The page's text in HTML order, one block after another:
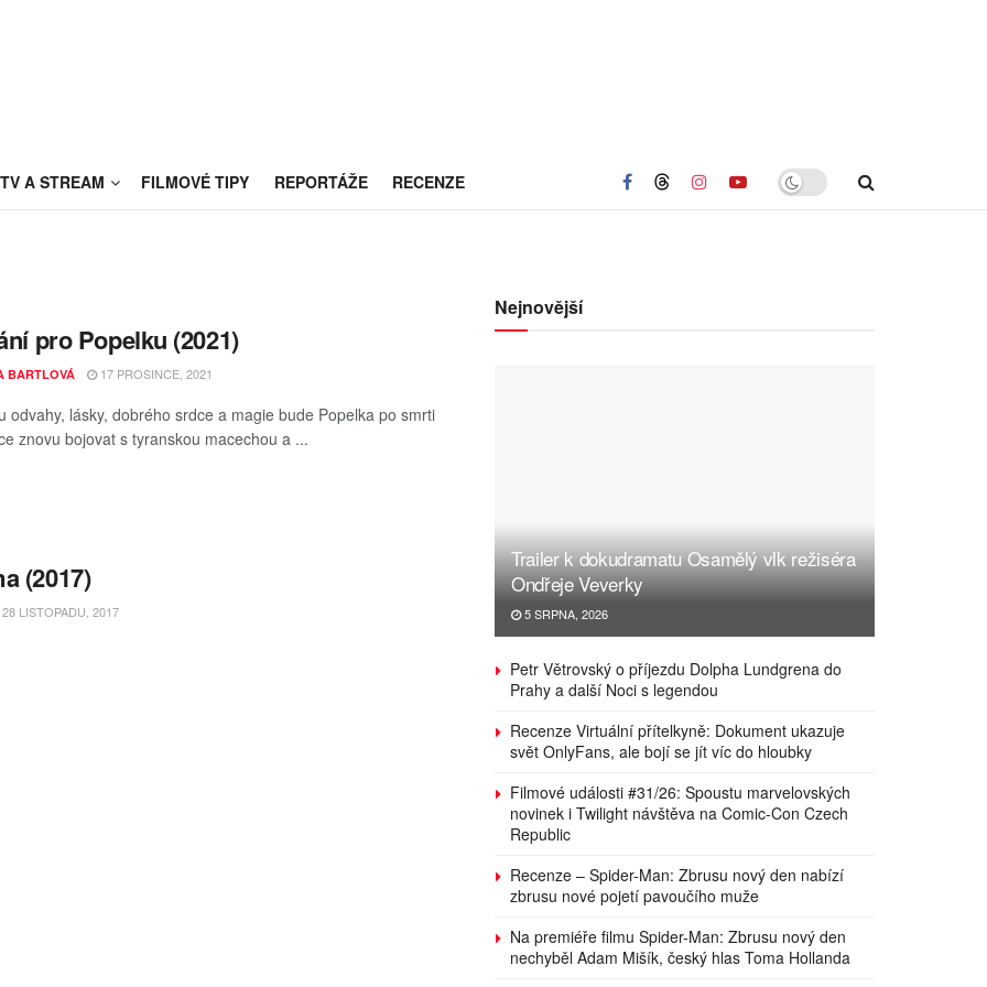
TV A STREAM FILMOVÉ TIPY REPORTÁŽE RECENZE
pro Popelku (2021)
BARTLOVÁ 17 PROSINCE, 2021
odvahy, lásky, dobrého srdce a magie bude Popelka po smrti
znovu bojovat s tyranskou macechou a ...
(2017)
28 LISTOPADU, 2017
Nejnovější
Trailer k dokudramatu Osamělý vlk režiséra
Ondřeje Veverky
5 SRPNA, 2026
Petr Větrovský o příjezdu Dolpha Lundgrena do
Prahy a další Noci s legendou
Recenze Virtuální přítelkyně: Dokument ukazuje
svět OnlyFans, ale bojí se jít víc do hloubky
Filmové události #31/26: Spoustu marvelovských
novinek i Twilight návštěva na Comic-Con Czech
Republic
Recenze – Spider-Man: Zbrusu nový den nabízí
zbrusu nové pojetí pavoučího muže
Na premiéře filmu Spider-Man: Zbrusu nový den
nechyběl Adam Mišík, český hlas Toma Hollanda